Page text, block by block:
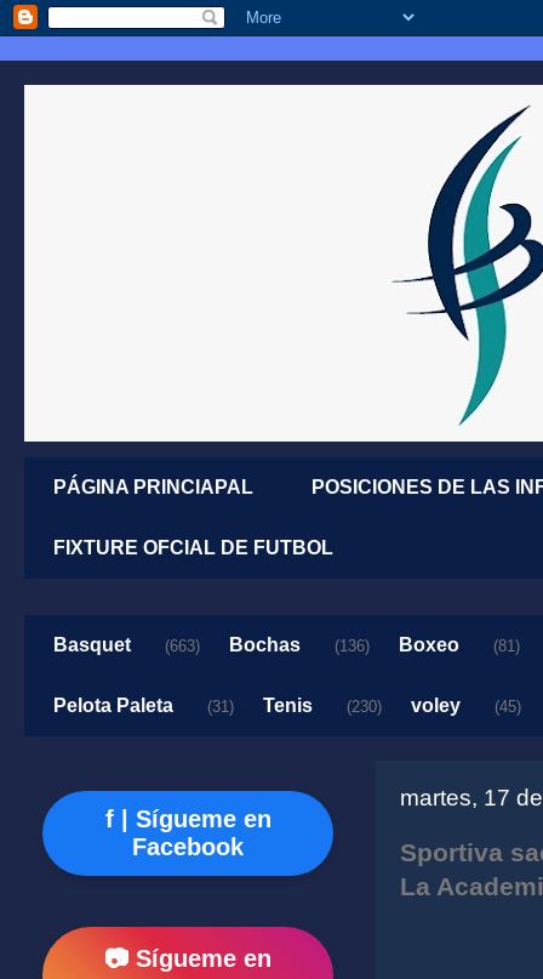
PÁGINA PRINCIAPAL POSICIONES DE LAS
FIXTURE OFCIAL DE FUTBOL
Basquet (663) Bochas (136) Boxeo (81)
Pelota Paleta (31) Tenis (230) voley (45)
martes, 17
Sportiva
La
f | Sígueme en
Facebook
📷 Sígueme en